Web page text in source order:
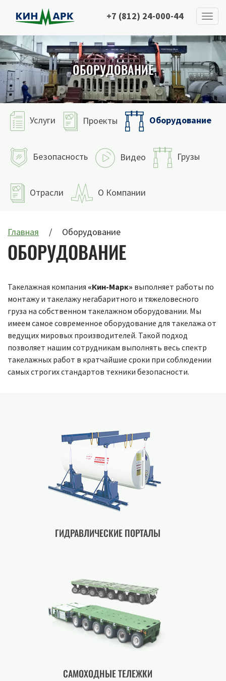
+7 (812) 24-000-44
ОБОРУДОВАНИЕ
Услуги Проекты Оборудование
Безопасность Видео Грузы
Отрасли О Компании
Главная Оборудование
ОБОРУДОВАНИЕ
Такелажная компания «Кин-Марк» выполняет работы по
монтажу и такелажу негабаритного и тяжеловесного
груза на собственном такелажном оборудовании. Мы
имеем самое современное оборудование для такелажа от
ведущих мировых производителей. Такой подход
позволяет нашим сотрудникам выполнять весь спектр
такелажных работ в кратчайшие сроки при соблюдении
самых строгих стандартов техники безопасности.
ГИДРАВЛИЧЕСКИЕ ПОРТАЛЫ
САМОХОДНЫЕ ТЕЛЕЖКИ